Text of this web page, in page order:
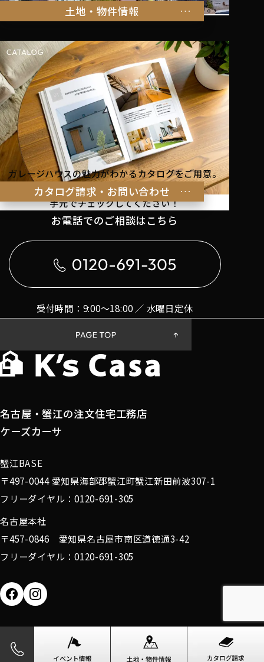
土地・物件情報
家族の暮らしにぴったりな物件をご紹介します。
カタログ請求・お問い合わせ
ガレージハウスの魅力がわかるカタログをご用意。
理想の暮らしのヒントを
手元でチェックしてください！
お電話でのご相談はこちら
受付時間：9:00〜18:00 ／ 水曜日定休
名古屋・蟹江の注文住宅工務店
ケーズカーサ
蟹江BASE
〒497-0044 愛知県海部郡蟹江町蟹江新田前波307-1
フリーダイヤル：0120-691-305
名古屋本社
〒457-0846 愛知県名古屋市南区道徳通3-42
フリーダイヤル：0120-691-305